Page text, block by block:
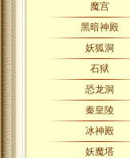
魔宫
黑暗神殿
妖狐洞
石狱
恐龙洞
秦皇陵
冰神殿
妖魔塔